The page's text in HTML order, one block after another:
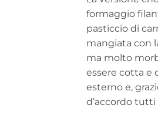
formaggio
pasticcio di
mangiata con
ma molto
essere cotta e
esterno e,
d’accordo tutti